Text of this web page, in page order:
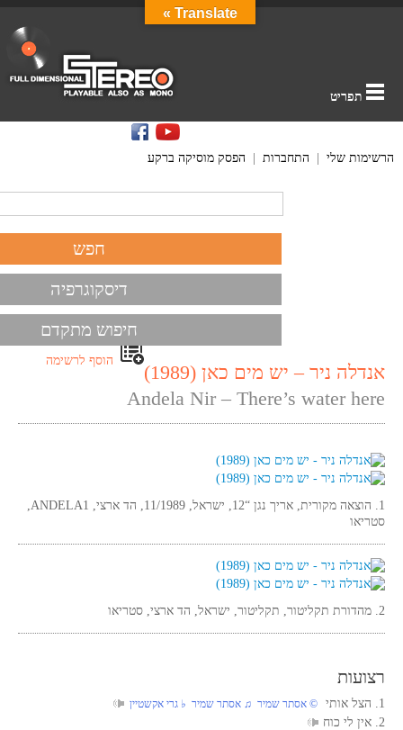
תפריט
הרשימות שלי התחברות הפסק מוסיקה ברקע
דיסקוגרפיה
חיפוש מתקדם
הוסף לרשימה
אנדלה ניר – יש מים כאן (1989)
Andela Nir – There’s water here
1. הוצאה מקורית, אריך נגן “12, ישראל, 11/1989, הד ארצי, ANDELA1,
סטריאו
2. מהדורת תקליטור, תקליטור, ישראל, הד ארצי, סטריאו
רצועות
1. הצל אותי © אסתר שמיר ♫ אסתר שמיר ♭ גרי אקשטיין
2. אין לי כוח
Translate »